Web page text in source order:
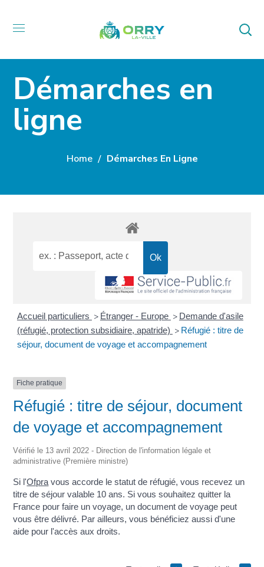
Démarches en
ligne
Home Démarches En Ligne
Accueil particuliers > Étranger - Europe > Demande d'asile
(réfugié, protection subsidiaire, apatride) > Réfugié : titre de
séjour, document de voyage et accompagnement
Fiche pratique
Réfugié : titre de séjour, document
de voyage et accompagnement
Vérifié le 13 avril 2022 - Direction de l'information légale et
administrative (Première ministre)
Si l'Ofpra vous accorde le statut de réfugié, vous recevez un
titre de séjour valable 10 ans. Si vous souhaitez quitter la
France pour faire un voyage, un document de voyage peut
vous être délivré. Par ailleurs, vous bénéficiez aussi d'une
aide pour l'accès aux droits.